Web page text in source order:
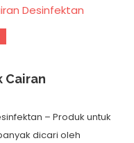
Cairan
– Produk untuk
dicari oleh